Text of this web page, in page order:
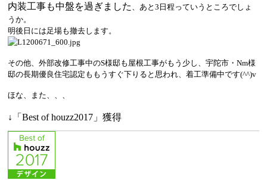
内装工事も中盤を過ぎました
、あと3日程っていうところでしょ
うか。
明後日には足場も撤去します。
その他、外部改修工事中のS様邸も屋根工事がもう少し、宇陀市・Nm様
邸の長期優良住宅認定ももうすぐ下りると思われ、着工準備中です(^^)v
ほな、また、、、
↓「Best of houzz2017」獲得